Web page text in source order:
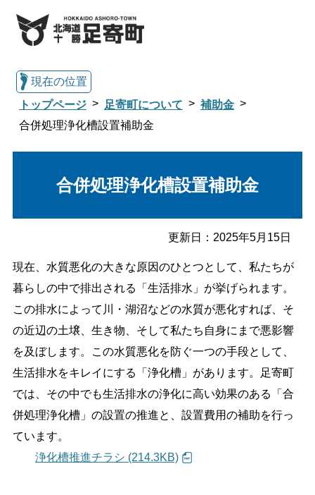
子育て・教育 健康・福祉
しごと・産業 緊急・防災
文字サイズ
標準 拡大
色合い
現在の位置
トップページ
足寄町について
補助金
合併処理浄化槽設置補助金
合併処理浄化槽設置補助金
更新日： 2025年5月15日
現在、水質悪化の大きな原因のひとつとして、私たちが
暮らしの中で排出される「生活排水」が挙げられます。
この排水によって川・湖沼などの水質が悪化すれば、そ
の近辺の土壌、生き物、そして私たち自身にまで悪影響
を及ぼします。この水質悪化を防ぐ一つの手段として、
生活排水をキレイにする「浄化槽」があります。足寄町
では、その中でも生活排水の浄化に高い効果のある「合
併処理浄化槽」の設置の推進と、設置費用の補助を行っ
ています。
浄化槽推進チラシ (214.3KB)